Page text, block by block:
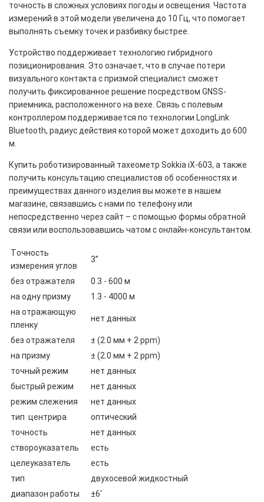
точность в сложных условиях погоды и освещения. Частота
измерений в этой модели увеличена до 10 Гц, что помогает
выполнять съемку точек и разбивку быстрее.
Устройство поддерживает технологию гибридного
позиционирования. Это означает, что в случае потери
визуального контакта с призмой специалист сможет
получить фиксированное решение посредством GNSS-
приемника, расположенного на вехе. Связь с полевым
контроллером поддерживается по технологии LongLink
Bluetooth, радиус действия которой может доходить до 600
м.
Купить роботизированный тахеометр Sokkia iX-603, а также
получить консультацию специалистов об особенностях и
преимуществах данного изделия вы можете в нашем
магазине, связавшись с нами по телефону или
непосредственно через сайт – с помощью формы обратной
связи или воспользовавшись чатом с онлайн-консультантом.
Точность
измерения углов
3”
без отражателя
0.3 - 600 м
на одну призму
1.3 - 4000 м
на отражающую
пленку
нет данных
без отражателя
± (2.0 мм + 2 ppm)
на призму
± (2.0 мм + 2 ppm)
точный режим
нет данных
быстрый режим
нет данных
режим слежения
нет данных
тип центрира
оптический
точность
нет данных
створоуказатель
есть
целеуказатель
есть
тип
двухосевой жидкостный
диапазон работы
±6'